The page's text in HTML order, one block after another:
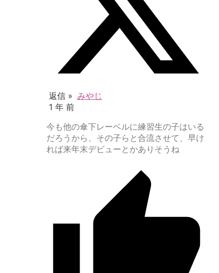
返信 » みやじ
1 年 前
今も他の傘下レーベルに練習生の子はいる
だろうから、その子らと合流させて、早け
れば来年末デビューとかありそうね